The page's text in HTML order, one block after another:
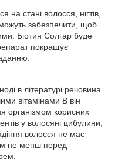
на стані волосся, нігтів,
забезпечити, щоб
Біотин Солгар буде
покращує
в літературі речовина
вітамінами В він
організмом корисних
у волосяні цибулини,
волосся не має
не менш перед